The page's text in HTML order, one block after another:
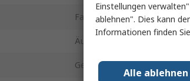
Farbe
Äußere Breite
Gehäusematerial
Einstellungen
ablehnen". Dies kann
Informationen finden
Alle ablehnen